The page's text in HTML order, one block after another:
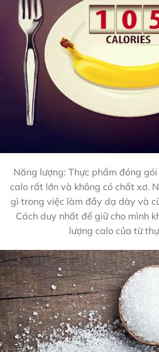
Năng lượng: Thực phẩm đóng
calo rất lớn và không có chất xơ.
gì trong việc làm đầy dạ dày và
Cách duy nhất để giữ cho mình
lượng calo của từ